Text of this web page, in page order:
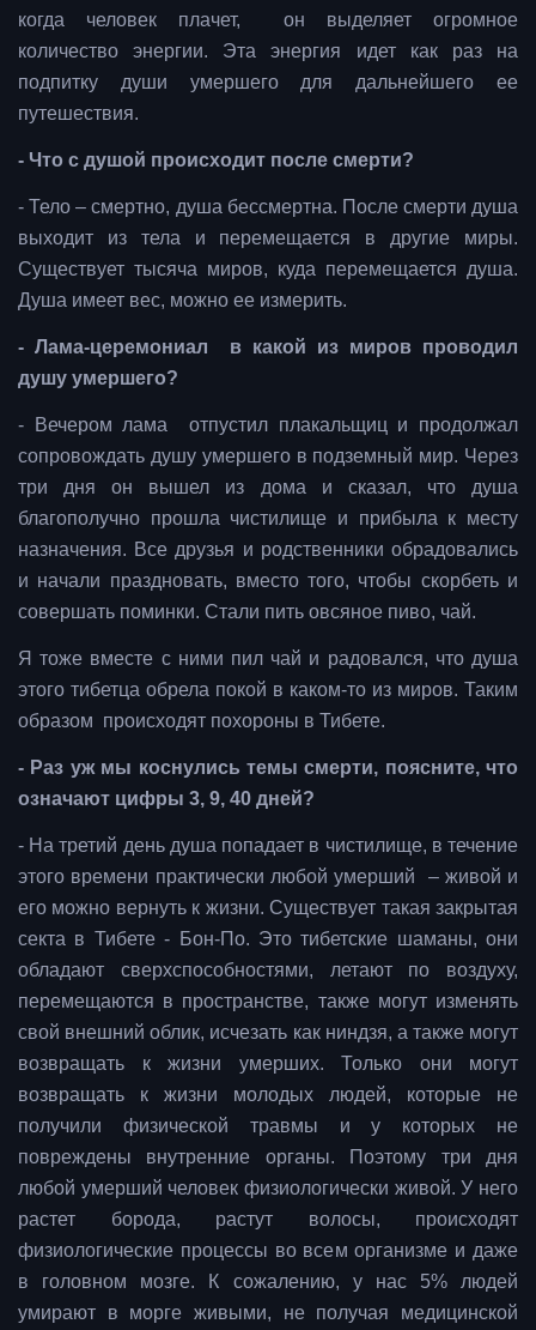
когда человек плачет, он выделяет огромное
количество энергии. Эта энергия идет как раз на
подпитку души умершего для дальнейшего ее
путешествия.
- Что с душой происходит после смерти?
- Тело – смертно, душа бессмертна. После смерти душа
выходит из тела и перемещается в другие миры.
Существует тысяча миров, куда перемещается душа.
Душа имеет вес, можно ее измерить.
- Лама-церемониал в какой из миров проводил
душу умершего?
- Вечером лама отпустил плакальщиц и продолжал
сопровождать душу умершего в подземный мир. Через
три дня он вышел из дома и сказал, что душа
благополучно прошла чистилище и прибыла к месту
назначения. Все друзья и родственники обрадовались
и начали праздновать, вместо того, чтобы скорбеть и
совершать поминки. Стали пить овсяное пиво, чай.
Я тоже вместе с ними пил чай и радовался, что душа
этого тибетца обрела покой в каком-то из миров. Таким
образом происходят похороны в Тибете.
- Раз уж мы коснулись темы смерти, поясните, что
означают цифры 3, 9, 40 дней?
- На третий день душа попадает в чистилище, в течение
этого времени практически любой умерший – живой и
его можно вернуть к жизни. Существует такая закрытая
секта в Тибете - Бон-По. Это тибетские шаманы, они
обладают сверхспособностями, летают по воздуху,
перемещаются в пространстве, также могут изменять
свой внешний облик, исчезать как ниндзя, а также могут
возвращать к жизни умерших. Только они могут
возвращать к жизни молодых людей, которые не
получили физической травмы и у которых не
повреждены внутренние органы. Поэтому три дня
любой умерший человек физиологически живой. У него
растет борода, растут волосы, происходят
физиологические процессы во всем организме и даже
в головном мозге. К сожалению, у нас 5% людей
умирают в морге живыми, не получая медицинской